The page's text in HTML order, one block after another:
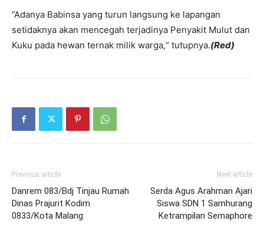
”Adanya Babinsa yang turun langsung ke lapangan
setidaknya akan mencegah terjadinya Penyakit Mulut dan
Kuku pada hewan ternak milik warga,“ tutupnya.(Red)
Previous article
Danrem 083/Bdj Tinjau Rumah
Dinas Prajurit Kodim
0833/Kota Malang
Next article
Serda Agus Arahman Ajari
Siswa SDN 1 Samhurang
Ketrampilan Semaphore